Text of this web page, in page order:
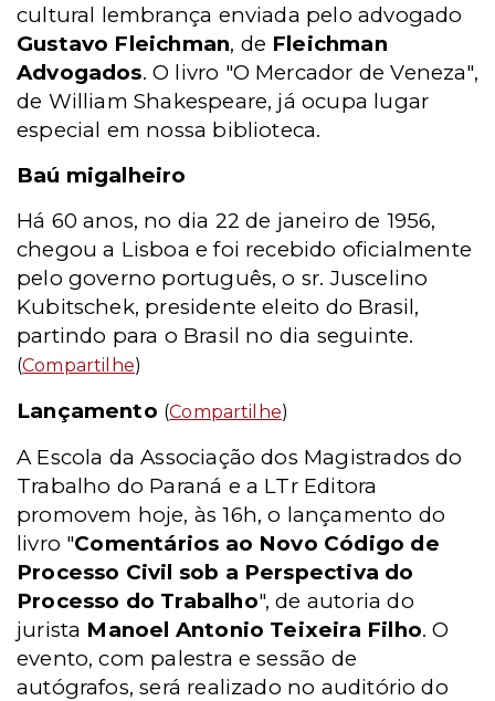
cultural lembrança enviada pelo advogado
Gustavo Fleichman, de Fleichman
Advogados. O livro "O Mercador de Veneza",
de William Shakespeare, já ocupa lugar
especial em nossa biblioteca.
Baú migalheiro
Há 60 anos, no dia 22 de janeiro de 1956,
chegou a Lisboa e foi recebido oficialmente
pelo governo português, o sr. Juscelino
Kubitschek, presidente eleito do Brasil,
partindo para o Brasil no dia seguinte.
(Compartilhe)
Lançamento (Compartilhe)
A Escola da Associação dos Magistrados do
Trabalho do Paraná e a LTr Editora
promovem hoje, às 16h, o lançamento do
livro "Comentários ao Novo Código de
Processo Civil sob a Perspectiva do
Processo do Trabalho", de autoria do
jurista Manoel Antonio Teixeira Filho. O
evento, com palestra e sessão de
autógrafos, será realizado no auditório do